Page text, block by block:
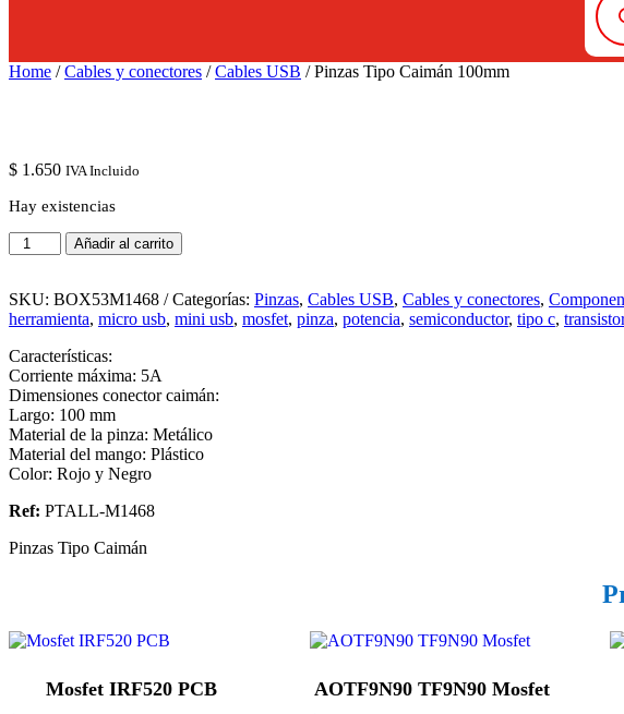
de
Home /Cables y conectores /Cables USB / Pinzas Tipo Caimán 100mm
$ 1.650 IVA Incluido
Hay existencias
Pinzas
Tipo
100mm
cantidad
Añadir al carrito
SKU: BOX53M1468 Categorías: Pinzas, Cables USB, Cables y conectores,
herramienta, micro usb, mini usb, mosfet, pinza, potencia, semiconductor, tipo c, transistor
Características:
Corriente máxima: 5A
Dimensiones conector caimán:
Largo: 100 mm
Material de la pinza: Metálico
Material del mango: Plástico
Color: Rojo y Negro
Ref: PTALL-M1468
Pinzas Tipo Caimán
Mosfet IRF520 PCB AOTF9N90 TF9N90 Mosfet